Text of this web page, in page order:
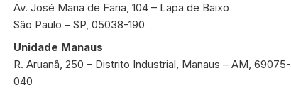
Av. José Maria de Faria, 104 – Lapa de Baixo
São Paulo – SP, 05038-190
Unidade Manaus
R. Aruanã, 250 – Distrito Industrial, Manaus – AM, 69075-
040